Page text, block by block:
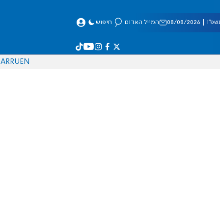
08/2026 המייל האדום חיפוש
EN
RU
AR